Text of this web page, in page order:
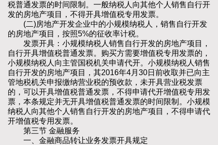
税普通发票的时间限制。一般纳税人向其他个人销售自行开
发的房地产项目，不得开具增值税专用发票。
(二)房地产开发企业中的小规模纳税人，销售自行开发
的房地产项目，按照5%的征收率计税。
发票开具：小规模纳税人销售自行开发的房地产项目，
自行开具增值税普通发票。购买方需要增值税专用发票的，
小规模纳税人向主管国税机关申请代开。小规模纳税人销售
自行开发的房地产项目，其2016年4月30日前收取并已向主
管地税机关申报缴纳营业税的预收款，未开具营业税发票
的，可以开具增值税普通发票，不得申请代开增值税专用发
票，本条规定并无开具增值税普通发票的时间限制。小规模
纳税人向其他个人销售自行开发的房地产项目，不得申请代
开增值税专用发票。
第三节 金融服务
一、金融商品转让业务发票开具规定